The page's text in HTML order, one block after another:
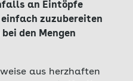
an Eintöpfe
zuzubereiten
den Mengen
aus herzhaften